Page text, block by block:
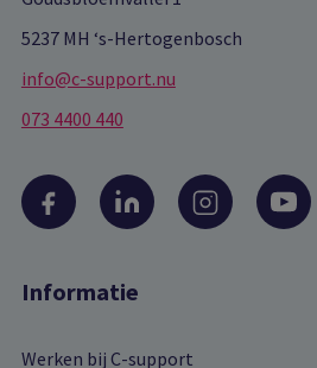
5237 MH ‘s-Hertogenbosch
info@c-support.nu
073 4400 440
Informatie
Werken bij C-support